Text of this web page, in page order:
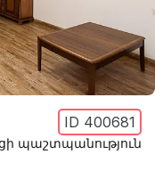
ID 400681
պաշտպանություն